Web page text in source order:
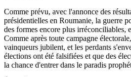
Comme prévu, avec l'annonce des
présidentielles en Roumanie, la guerre
des formes encore plus irréconciliables,
Comme après toute campagne
vainqueurs jubilent, et les perdants
élections ont été falsifiées et que des
la chance d'entrer dans le paradis